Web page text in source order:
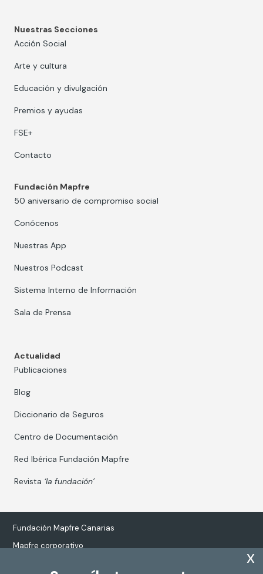
x
Nuestras Secciones
Acción Social
Arte y cultura
Educación y divulgación
Premios y ayudas
FSE+
Contacto
Fundación Mapfre
50 aniversario de compromiso social
Conócenos
Nuestras App
Nuestros Podcast
Sistema Interno de Información
Sala de Prensa
Actualidad
Publicaciones
Blog
Diccionario de Seguros
Centro de Documentación
Red Ibérica Fundación Mapfre
Revista ‘la fundación’
Fundación Mapfre Canarias
Mapfre corporativo